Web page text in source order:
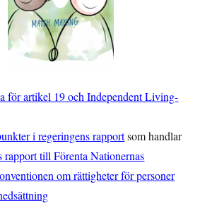
för artikel 19 och Independent Living-
i regeringens rapportsom handlar
rapport till Förenta Nationernas
om rättigheter för personer